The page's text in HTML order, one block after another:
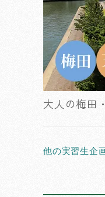
大人の梅田
他の実習生企